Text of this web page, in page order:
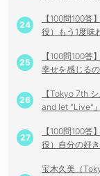
【100問100
役）もう1度味
【100問100
幸せを感じる
【Tokyo 7th
and let "Live"
【100問100
役）自分の好
宝木久美（